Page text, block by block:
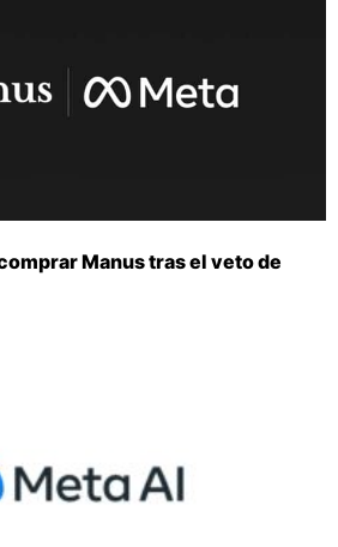
Manus tras el veto de